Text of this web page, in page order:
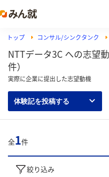
トップ コンサル/シンクタンク
NTTデータ3C への志望
件）
実際に企業に提出した志望動機
体験記を投稿する
全1件
絞り込み